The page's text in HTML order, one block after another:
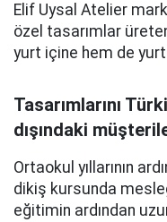
Elif Uysal Atelier
özel tasarımlar
yurt içine hem de yurt
Tasarımlarını
dışındaki
Ortaokul yıllarının
dikiş kursunda
eğitimin ardından